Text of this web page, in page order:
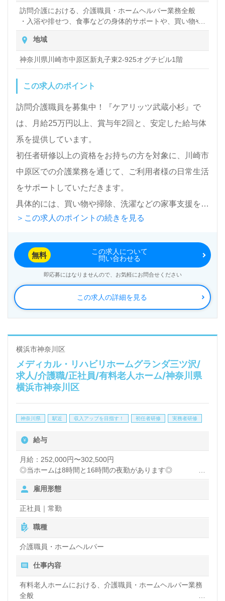
トリー時にお気軽にお問い合わせください。
全国の求人ご紹介！医療/福祉業界の正社員/パート仕
事探しは【ウィルオブ介護】＊求人情報収集、将来的
LINE、メール、お電話などご希望に応じてお問い合
わせ/ご相談可能です。転職相談、求人紹介、年収交
渉など完全無料サービスをご利用いただけます。＜非
公開求人も取扱いあり！＞"転職支援"のプロと一緒に
転職活動！お問い合わせお待ちしております。
訪問介護における、介護職員・ホームヘルパー業務全般
・入浴や排せつ、食事などの身体的サポートや、買い物や
掃除、洗濯など日常生活のサポートなど
地域
神奈川県川崎市中原区新丸子東2-925オグチビル1階
この求人のポイント
訪問介護職員を募集中！『ケアリッツ武蔵小杉』で
は、月給25万円以上、賞与年2回と、安定した給与体
系を提供しています。
初任者研修以上の資格をお持ちの方を対象に、川崎市
中原区での介護業務を通じて、ご利用者様の日常生活
をサポートしていただきます。
具体的には、買い物や掃除、洗濯などの家事支援を行
いながら、個々のニーズに寄り添った介護を実践して
職場環境は多様性に富んでおり、中途採用者や幅広い
年代の方々が活躍中です。訪問介護の経験がなくて
も、看護助手や介護職の経験があれば大歓迎。『ケア
リッツ・アンド・パートナーズ』は、全国に展開する
企業で、従業員数は2,600人以上。IT技術を活用し、
介護業界のリーディングカンパニーを目指していま
す。
新規訪問介護事業所がオープン予定ですので、これか
ちと一緒に、笑顔あふれる介護を実践しませんか？
また、求職者の皆様には、ウィルオブ介護を通じて、
医療・福祉業界の求人を幅広くご紹介しております。
転職相談や年収交渉など、全て無料でサポート。非公
開求人も取り扱っているため、ぜひお気軽にお問い合
わせください。
＞この求人のポイントの続きを見る
この求人の詳細を見る
無料
この求人について
問い合わせる
即応募にはなりませんので、お気軽にお問合せください
横浜市神奈川区
メディカル・リハビリホームグランダ三ツ沢/
求人/介護職/正社員/有料老人ホーム/神奈川県
横浜市神奈川区
神奈川県 駅近 収入アップを目指す！ 初任者研修 実務者研修
給与
月給：252,000円〜302,500円
◎当ホームは8時間と16時間の夜勤があります◎
夜勤手当：（8時間の場合）2,500円/回
（16時間の場合）5,000円/回（夜勤回数月5回
程度）
交通費規定内支給
残業手当
資格手当：初任者研修6,000円/月、介護福祉士21,500円/
月、ケアマネ5,000円/月
※初任者研修手当は実務者研修をお持ちの方も対象。
※介護福祉士手当を支給の場合は対象外となります。
社内専門資格手当
年末年始手当
雇用形態
正社員｜常勤
職種
介護職員・ホームヘルパー
仕事内容
有料老人ホームにおける、介護職員・ホームヘルパー業務
全般